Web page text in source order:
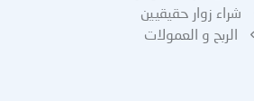
شراء زوار حقيقيين
الربح و العمولات